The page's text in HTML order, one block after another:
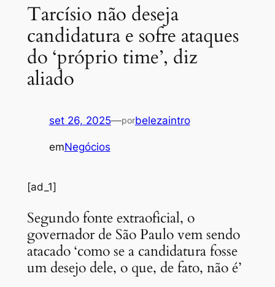
Tarcísio não deseja
candidatura e sofre ataques
do ‘próprio time’, diz
aliado
set 26, 2025—porbelezaintro
emNegócios
[ad_1]
Segundo fonte extraoficial, o
governador de São Paulo vem sendo
atacado ‘como se a candidatura fosse
um desejo dele, o que, de fato, não é’